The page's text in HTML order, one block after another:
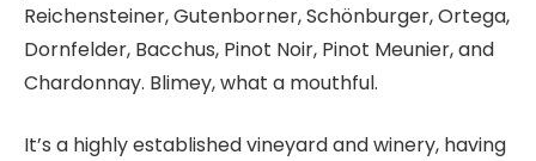
Reichensteiner, Gutenborner, Schönburger, Ortega,
Dornfelder, Bacchus, Pinot Noir, Pinot Meunier, and
Chardonnay. Blimey, what a mouthful.
It’s a highly established vineyard and winery, having